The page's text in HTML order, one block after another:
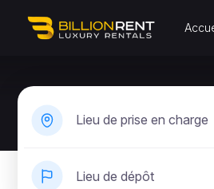
Lieu de prise en charge
Lieu de dépôt